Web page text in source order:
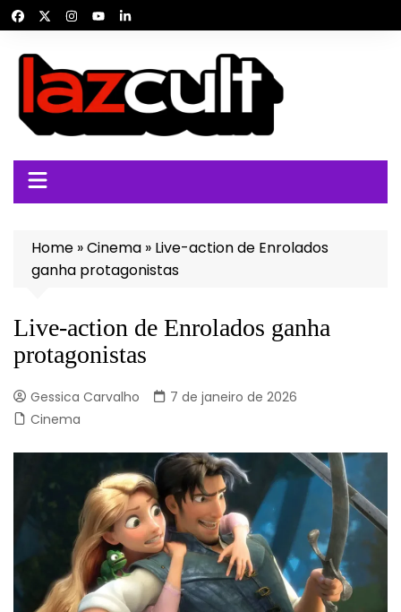
para
conteúdo
Home »Cinema » Live-action de Enrolados
ganha protagonistas
Live-action de Enrolados ganha
protagonistas
Gessica Carvalho
7 de janeiro de 2026
Cinema